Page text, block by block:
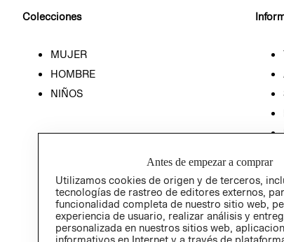
Colecciones
MUJER
HOMBRE
NIÑOS
Antes de empezar a comprar
Utilizamos cookies de origen y de terceros,
tecnologías de rastreo de editores externos,
funcionalidad completa de nuestro sitio web,
experiencia de usuario, realizar análisis y
personalizada en nuestros sitios web,
informativos en Internet y a través de